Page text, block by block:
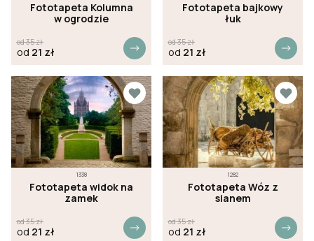
Fototapeta Kolumna
w ogrodzie
od35zł
od 21 zł
Fototapeta bajkowy
łuk
od35zł
od 21 zł
1338
Fototapeta widok na
zamek
od35zł
od 21 zł
1282
Fototapeta Wóz z
sianem
od35zł
od 21 zł